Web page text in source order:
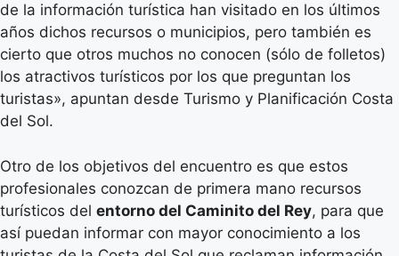
de la información turística han visitado en los últimos
años dichos recursos o municipios, pero también es
cierto que otros muchos no conocen (sólo de folletos)
los atractivos turísticos por los que preguntan los
turistas», apuntan desde Turismo y Planificación Costa
del Sol.
Otro de los objetivos del encuentro es que estos
profesionales conozcan de primera mano recursos
turísticos del entorno del Caminito del Rey, para que
así puedan informar con mayor conocimiento a los